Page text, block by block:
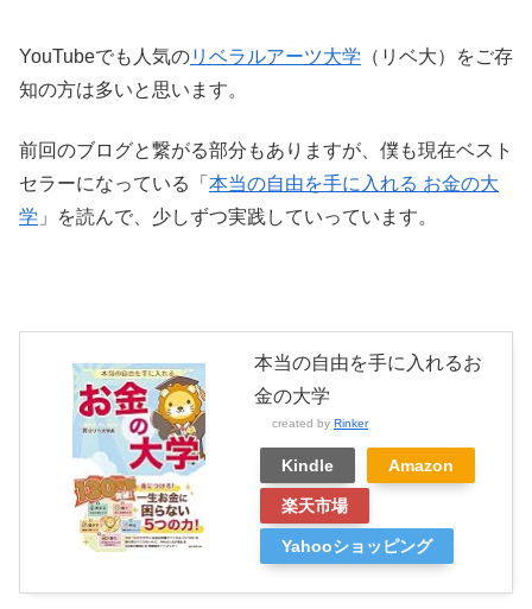
YouTubeでも人気のリベラルアーツ大学 （リベ大）をご存
知の方は多いと思います。
前回のブログと繋がる部分もありますが、僕も現在ベスト
セラーになっている「 本当の自由を手に入れる お金の大
学 」を読んで、少しずつ実践していっています。
本当の自由を手に入れるお
金の大学
created by Rinker
Kindle Amazon
楽天市場
Yahooショッピング